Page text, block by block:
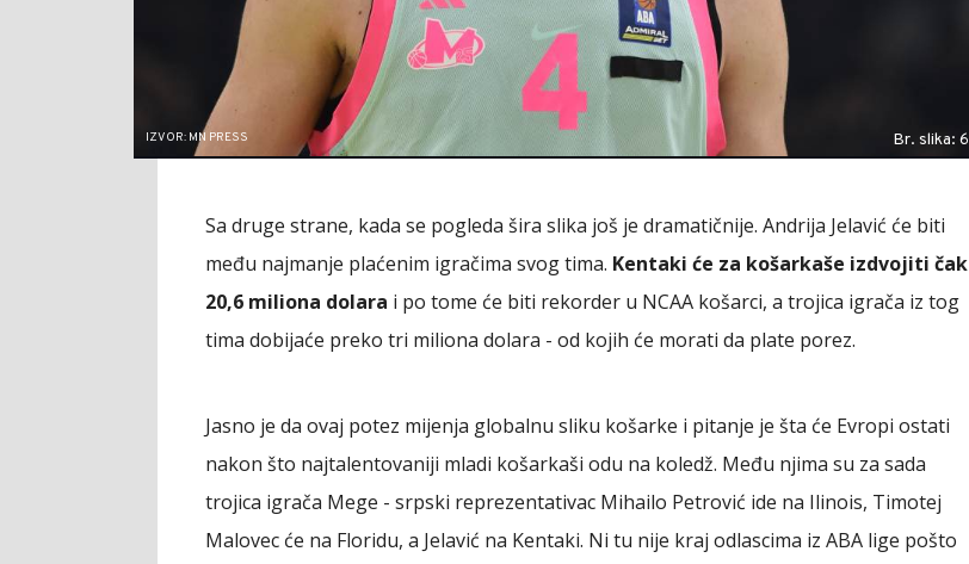
IZVOR: MN PRESS Br. slika: 6
Sa druge strane, kada se pogleda šira slika još je dramatičnije. Andrija Jelavić će biti
među najmanje plaćenim igračima svog tima. Kentaki će za košarkaše izdvojiti čak
20,6 miliona dolara i po tome će biti rekorder u NCAA košarci, a trojica igrača iz tog
tima dobijaće preko tri miliona dolara - od kojih će morati da plate porez.
Jasno je da ovaj potez mijenja globalnu sliku košarke i pitanje je šta će Evropi ostati
nakon što najtalentovaniji mladi košarkaši odu na koledž. Među njima su za sada
trojica igrača Mege - srpski reprezentativac Mihailo Petrović ide na Ilinois, Timotej
Malovec će na Floridu, a Jelavić na Kentaki. Ni tu nije kraj odlascima iz ABA lige pošto